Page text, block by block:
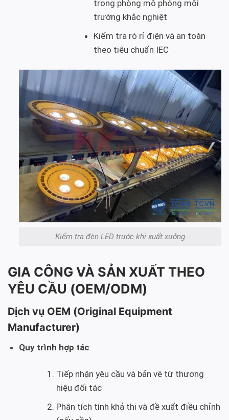
trong phòng mô phỏng môi
trường khắc nghiệt
Kiểm tra rò rỉ điện và an toàn
theo tiêu chuẩn IEC
Kiểm tra đèn LED trước khi xuất xưởng
GIA CÔNG VÀ SẢN XUẤT THEO
YÊU CẦU (OEM/ODM)
Dịch vụ OEM (Original Equipment
Manufacturer)
Quy trình hợp tác:
Tiếp nhận yêu cầu và bản vẽ từ thương
hiệu đối tác
Phân tích tính khả thi và đề xuất điều chỉnh